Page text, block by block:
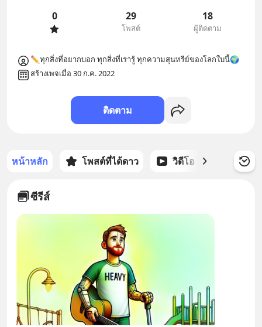
0 29
โพสต์
18
ผู้ติดตาม
✏️ทุกสิ่งที่อยากบอก ทุกสิ่งที่เรารู้ ทุกความสุนทรีย์ของโลกใบนี้🌍
สร้างเพจเมื่อ 30 ก.ค. 2022
ติดตาม
หน้าหลัก โพสต์ที่ได้ดาว วิดีโอ พอดแ
ซีรีส์